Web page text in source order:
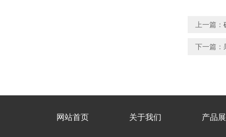
上一篇：
下一篇：
网站首页 关于我们 产品